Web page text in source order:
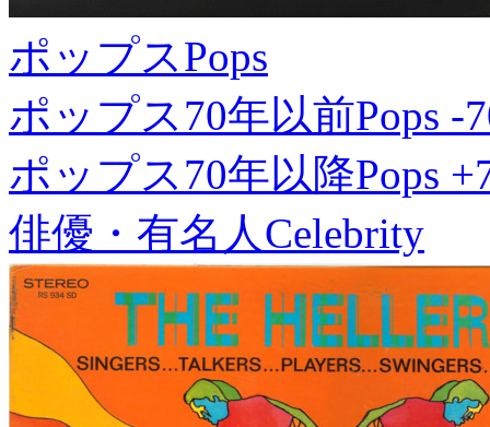
ポップスPops
ポップス70年以前Pops -
ポップス70年以降Pops
俳優・有名人Celebrity